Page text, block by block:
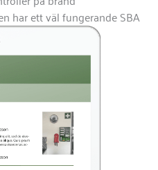
har ett väl fungerande SBA